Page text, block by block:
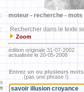
: moteur - recherche - mots
: Rechercher dans le texte
Zoom
édition originale 31-07-2002
actualisée le 20-05-2008
Entrez un ou plusieurs mots
(pas une phrase !)